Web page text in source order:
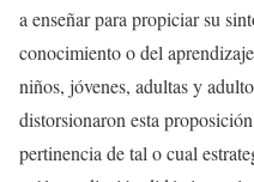
a enseñar para propiciar su
conocimiento o del
niños, jóvenes, adultas y
distorsionaron esta
pertinencia de tal o cual